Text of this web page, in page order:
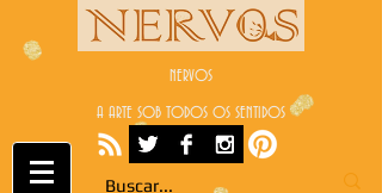
NERVOS
A ARTE SOB TODOS OS SENTIDOS